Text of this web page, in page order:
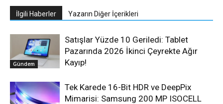
İlgili Haberler Yazarın Diğer İçerikleri
Gündem
Satışlar Yüzde 10 Geriledi: Tablet
Pazarında 2026 İkinci Çeyrekte Ağır
Kayıp!
Tek Karede 16-Bit HDR ve DeepPix
Mimarisi: Samsung 200 MP ISOCELL